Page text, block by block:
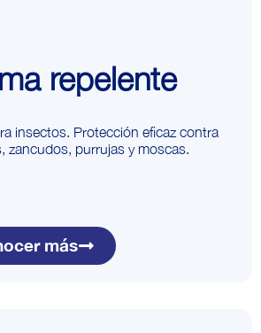
repelente
insectos. Protección eficaz contra
zancudos, purrujas y moscas.
más